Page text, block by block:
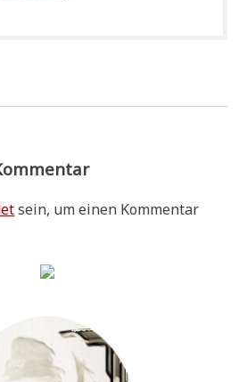
sein, um einen Kommentar